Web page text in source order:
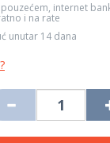
internet
i na rate
unutar 14 dana